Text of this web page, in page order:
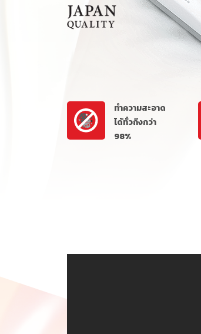
ทำความสะอาด
ได้ทั่วถึงกว่า
98%